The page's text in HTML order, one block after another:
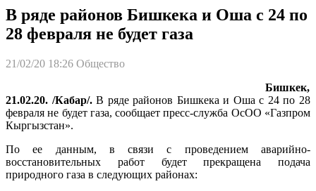
В ряде районов Бишкека и Оша с 24 по
28 февраля не будет газа
21/02/20 18:26 Общество
Бишкек,
21.02.20. /Кабар/.В ряде районов Бишкека и Оша с 24 по 28
февраля не будет газа, сообщает пресс-служба ОсОО «Газпром
Кыргызстан».
По ее данным, в связи с проведением аварийно-
восстановительных работ будет прекращена подача
природного газа в следующих районах: